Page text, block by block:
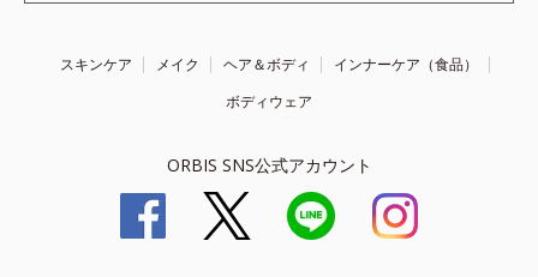
スキンケア メイク ヘア＆ボディ
インナーケア（食品）
ボディウェア
ORBIS SNS公式アカウント